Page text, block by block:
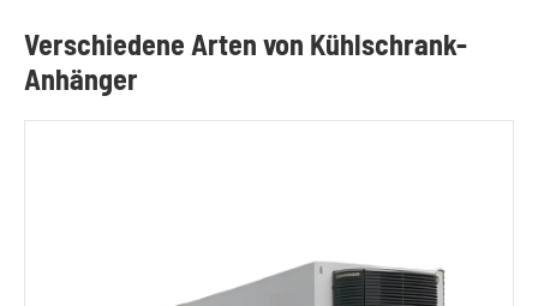
Verschiedene Arten von Kühlschrank-
Anhänger